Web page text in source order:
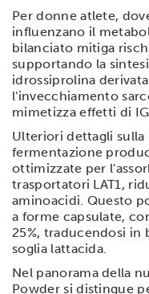
Per donne atlete,
influenzano il
bilanciato mitiga
supportando la
idrossiprolina
l'invecchiamento
mimetizza effetti di
Ulteriori dettagli
fermentazione
ottimizzate per
trasportatori LAT1,
aminoacidi. Questo
a forme capsulate,
25%, traducendosi in
soglia lattacida.
Nel panorama della
Powder si distingue